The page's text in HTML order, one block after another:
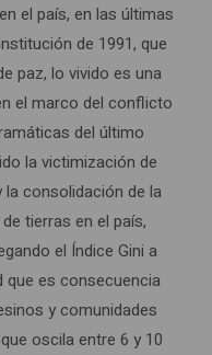
el país, en las últimas
de 1991, que
paz, lo vivido es una
el marco del conflicto
del último
la victimización de
consolidación de la
tierras en el país,
el Índice Gini a
que es consecuencia
y comunidades
oscila entre 6 y 10